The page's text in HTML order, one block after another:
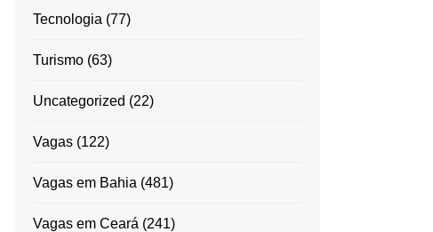
Tecnologia (77)
Turismo(63)
Uncategorized (22)
Vagas(122)
Vagas em Bahia (481)
Vagas em Ceará (241)